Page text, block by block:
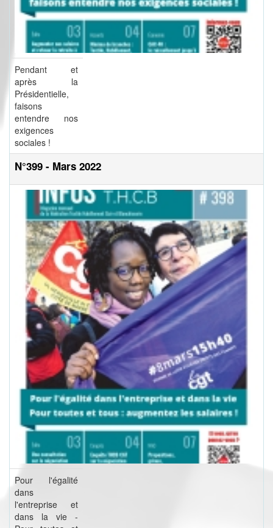
Pendant et
après la
Présidentielle,
faisons
entendre nos
exigences
sociales !
N°399 - Mars 2022
Pour l'égalité
dans
l'entreprise et
dans la vie -